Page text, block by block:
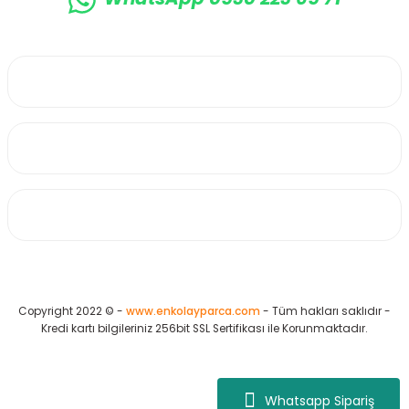
Whatsapp Sipariş
Copyright 2022 © - www.enkolayparca.com - Tüm hakları saklıdır -
Kredi kartı bilgileriniz 256bit SSL Sertifikası ile Korunmaktadır.